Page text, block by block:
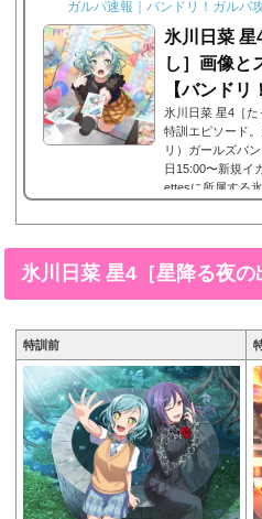
ガルパ速報｜バンドリ！ガルパ
氷川日菜
し］画像と
【バンドリ
氷川日菜 星4［
特訓エピソード
リ）ガールズバ
日15:00〜新規イ
ettesに所属する
人のあたし］の
ックで画像拡大
前氷川日菜(ひか
スパレ)レアリテ
氷川日菜 星4［星降る夜の
特訓前